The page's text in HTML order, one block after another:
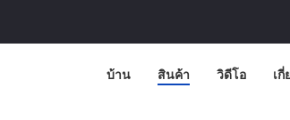
บ้าน สินค้า วิดีโอ เกี่